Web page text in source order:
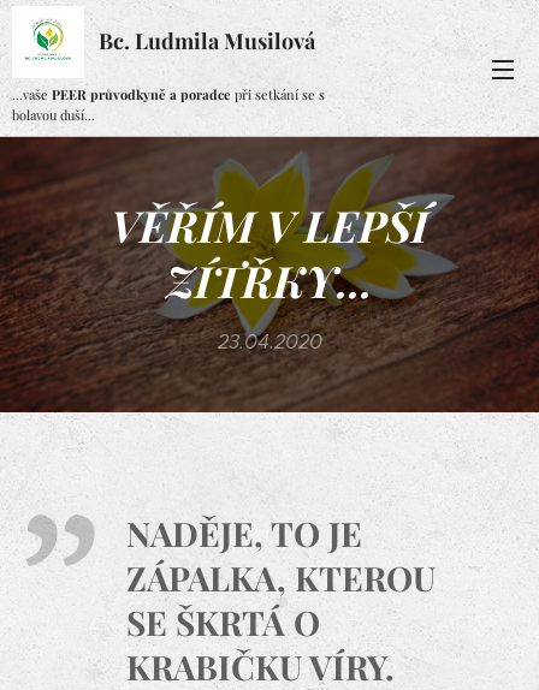
Bc. Ludmila Musilová
...vaše PEER průvodkyně a poradce při setkání se s
bolavou duší...
VĚŘÍM V LEPŠÍ
ZÍTŘKY...
23.04.2020
NADĚJE, TO JE
ZÁPALKA, KTEROU
SE ŠKRTÁ O
KRABIČKU VÍRY.